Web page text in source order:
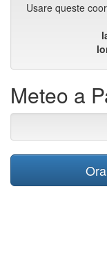
Usare queste
Meteo a